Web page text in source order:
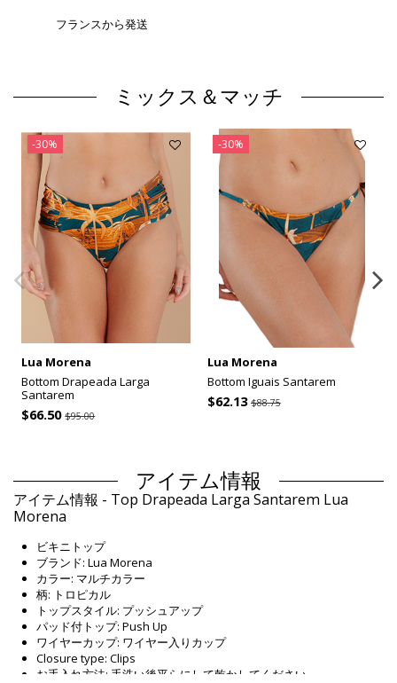
フランスから発送
ミックス＆マッチ
-30%
Lua Morena
Bottom Drapeada Larga
Santarem
$66.50$95.00
-30%
Lua Morena
Bottom Iguais Santarem
$62.13 $88.75
アイテム情報
アイテム情報 - Top Drapeada Larga Santarem Lua
Morena
ビキニトップ
ブランド: Lua Morena
カラー: マルチカラー
柄: トロピカル
トップスタイル: プッシュアップ
パッド付トップ: Push Up
ワイヤーカップ: ワイヤー入りカップ
Closure type: Clips
お手入れ方法: 手洗い後平らにして乾かしてください。